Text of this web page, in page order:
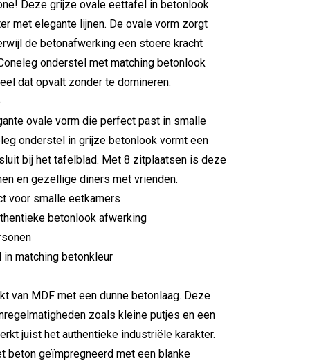
Deze grijze ovale eettafel in betonlook
met elegante lijnen. De ovale vorm zorgt
de betonafwerking een stoere kracht
onderstel met matching betonlook
dat opvalt zonder te domineren.
ovale vorm die perfect past in smalle
onderstel in grijze betonlook vormt een
bij het tafelblad. Met 8 zitplaatsen is deze
en gezellige diners met vrienden.
voor smalle eetkamers
betonlook afwerking
matching betonkleur
van MDF met een dunne betonlaag. Deze
zoals kleine putjes en een
juist het authentieke industriële karakter.
beton geïmpregneerd met een blanke